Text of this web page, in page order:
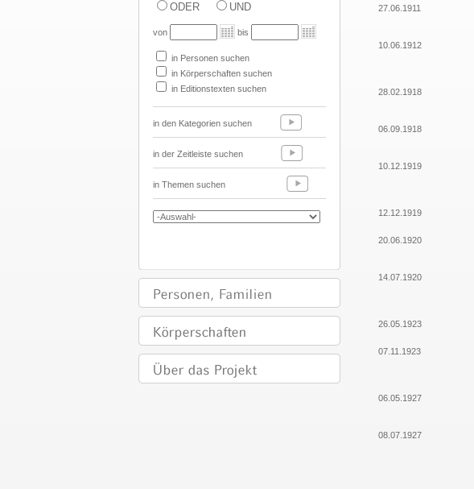
ODER UND
von bis
in Personen suchen
in Körperschaften suchen
in Editionstexten suchen
in den Kategorien suchen
in der Zeitleiste suchen
in Themen suchen
27.06.1911
10.06.1912
28.02.1918
06.09.1918
10.12.1919
12.12.1919
20.06.1920
14.07.1920
26.05.1923
07.11.1923
06.05.1927
08.07.1927